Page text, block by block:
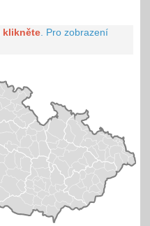
klikněte Pro zobrazení